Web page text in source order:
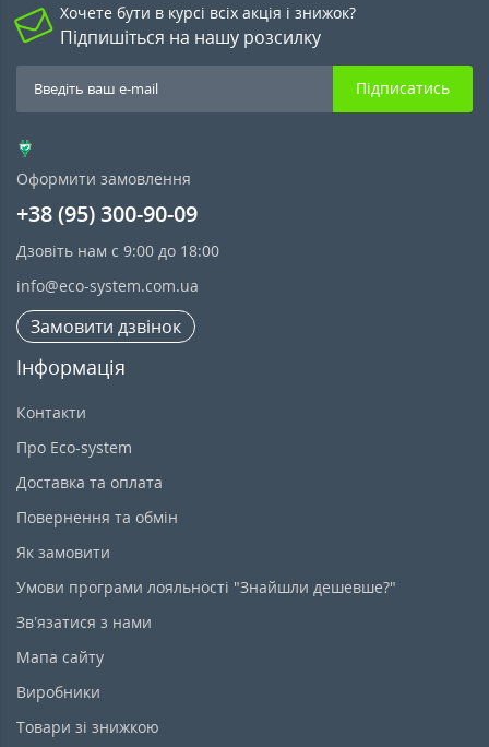
Хочете бути в курсі всіх акція і знижок?
Підпишіться на нашу розсилку
Підписатись
Оформити замовлення
+38 (95) 300-90-09
Дзовіть нам с 9:00 до 18:00
info@eco-system.com.ua
Замовити дзвінок
Інформація
Контакти
Про Eco-system
Доставка та оплата
Повернення та обмін
Як замовити
Умови програми лояльності "Знайшли дешевше?"
Зв’язатися з нами
Мапа сайту
Виробники
Товари зі знижкою